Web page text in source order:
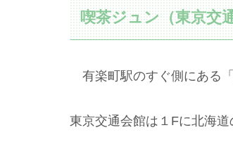
喫茶ジュン（東京交
有楽町駅のすぐ側にある
東京交通会館は１Fに北海